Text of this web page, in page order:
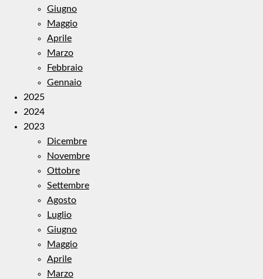
Giugno
Maggio
Aprile
Marzo
Febbraio
Gennaio
2025
2024
2023
Dicembre
Novembre
Ottobre
Settembre
Agosto
Luglio
Giugno
Maggio
Aprile
Marzo